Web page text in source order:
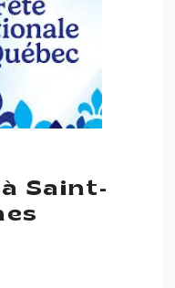
Saint-